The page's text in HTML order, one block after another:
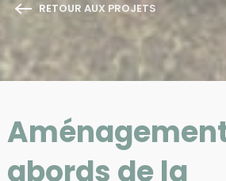
RETOUR AUX PROJETS
abords de la